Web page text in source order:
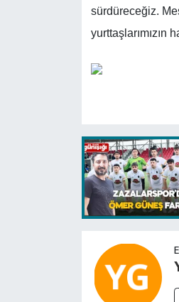
sürdüreceğiz.
yurttaşlarımızın